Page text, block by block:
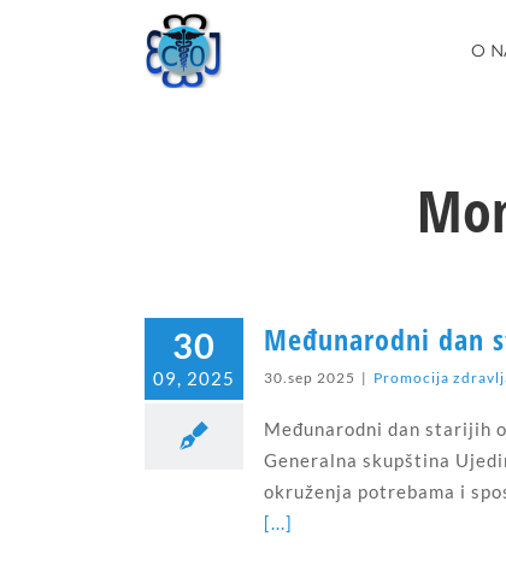
O
30
09, 2025
Međunarodni dan
30.sep 2025 | Promocija
Međunarodni dan starijih
Generalna skupština
okruženja potrebama i
[...]